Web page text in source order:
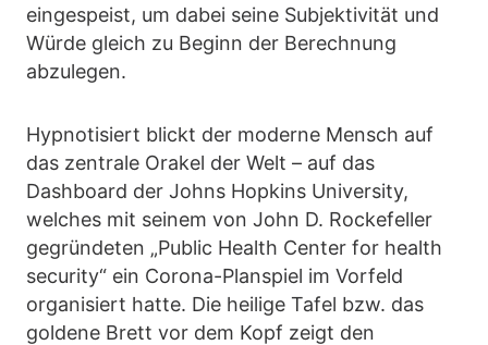
eingespeist, um dabei seine Subjektivität und
Würde gleich zu Beginn der Berechnung
abzulegen.
Hypnotisiert blickt der moderne Mensch auf
das zentrale Orakel der Welt – auf das
Dashboard der Johns Hopkins University,
welches mit seinem von John D. Rockefeller
gegründeten „Public Health Center for health
security“ ein Corona-Planspiel im Vorfeld
organisiert hatte. Die heilige Tafel bzw. das
goldene Brett vor dem Kopf zeigt den